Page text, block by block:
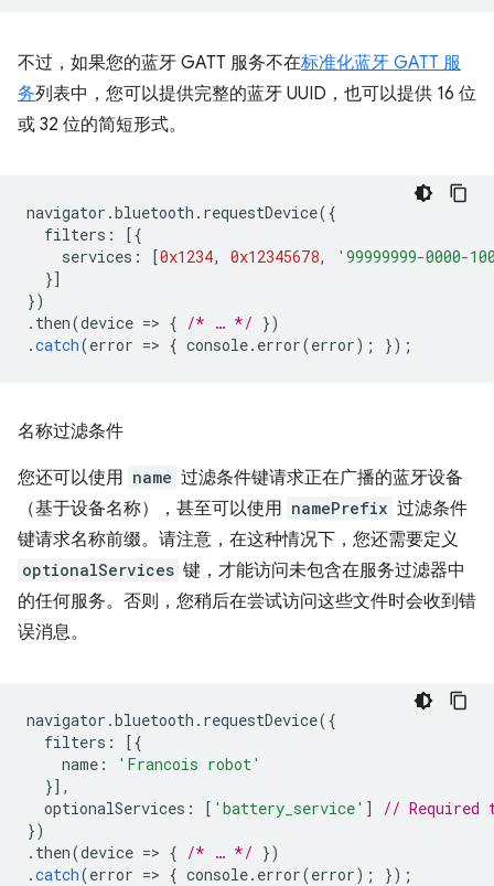
不过，如果您的蓝牙 GATT 服务不在标准化蓝牙 GATT 服
务列表中，您可以提供完整的蓝牙 UUID，也可以提供 16 位
或 32 位的简短形式。
navigator .bluetooth . requestDevice({
filters :
[{
services : [0x1234, 0x12345678,
'99999999-0000-
}]
})
. then(device => { /* … */ })
.catch(error => { console. error(error); });
名称过滤条件
您还可以使用 name 过滤条件键请求正在广播的蓝牙设备
（基于设备名称），甚至可以使用 namePrefix 过滤条件
键请求名称前缀。请注意，在这种情况下，您还需要定义
optionalServices 键，才能访问未包含在服务过滤器中
的任何服务。否则，您稍后在尝试访问这些文件时会收到错
误消息。
navigator .bluetooth . requestDevice({
filters :
[{
name :
'Francois robot'
}],
optionalServices : [ 'battery_service' ]
// Required
})
. then(device => { /* … */ })
.catch(error => { console. error(error); });